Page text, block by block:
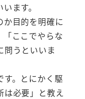
ます。
か目的を明確に
「ここでやらな
問うといいま
す。とにかく駆
必要」と教え